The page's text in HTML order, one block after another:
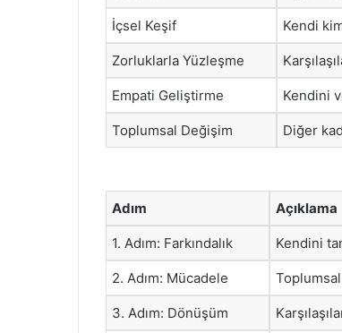
İçsel Keşif Kendi
Zorluklarla Yüzleşme
Empati Geliştirme Kendini
Toplumsal Değişim Diğer
Adım Açıklama
1. Adım: Farkındalık Kendini
2. Adım: Mücadele
3. Adım: Dönüşüm